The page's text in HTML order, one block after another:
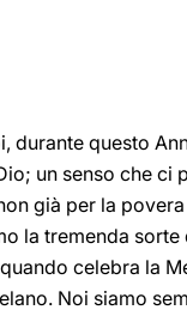
durante questo
un senso che ci
già per la
la tremenda
celebra la
Noi siamo